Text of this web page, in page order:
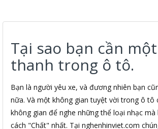
Tại sao bạn cần
thanh trong ô tô.
Bạn là người yêu xe, và đương nhiên bạn
nữa. Và một không gian tuyệt vời trong ô tô
không gian để nghe những thể loại nhạc
cách "Chất" nhất. Tại nghenhinviet.com